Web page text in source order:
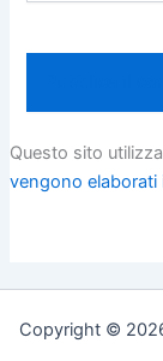
Questo sito
vengono elaborati
Copyright ©